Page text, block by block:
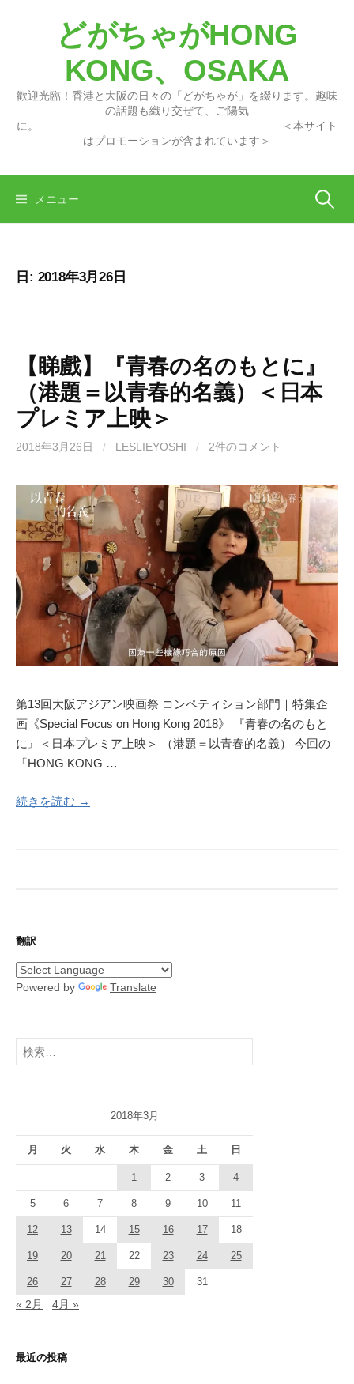
どがちゃがHONG
KONG、OSAKA
歡迎光臨！香港と大阪の日々の「どがちゃが」を綴ります。趣味
の話題も織り交ぜて、ご陽気
に。 ＜本サイト
はプロモーションが含まれています＞
メニュー 検
日: 2018年3月26日
【睇戲】『青春の名のもとに』
（港題＝以青春的名義）＜日本
プレミア上映＞
2018年3月26日 / LESLIEYOSHI / 2件のコメント
第13回大阪アジアン映画祭 コンペティション部門｜特集企
画《Special Focus on Hong Kong 2018》 『青春の名のもと
に』＜日本プレミア上映＞ （港題＝以青春的名義） 今回の
「HONG KONG …
続きを読む →
翻訳
Powered by Translate
検
索:
2018年3月
月 火 水 木 金 土 日
1 2 3 4
5 6 7 8 9 10 11
12 13 14 15 16 17 18
19 20 21 22 23 24 25
26 27 28 29 30 31
« 2月 4月 »
最近の投稿